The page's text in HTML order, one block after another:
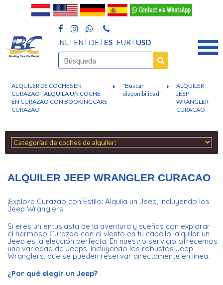
NL EN DE ES EUR USD
ALQUILER DE COCHES EN
CURAZAO | ALQUILA UN COCHE
EN CURAZAO CON BOOKINGCARS
CURAZAO
"Buscar
disponibilidad"
ALQUILER
JEEP
WRANGLER
CURACAO
ALQUILER JEEP WRANGLER CURACAO
¡Explora Curazao con Estilo: Alquila un Jeep, Incluyendo los
Jeep Wranglers!
Si eres un entusiasta de la aventura y sueñas con explorar
el hermoso Curazao con el viento en tu cabello, alquilar un
Jeep es la elección perfecta. En nuestro servicio ofrecemos
una variedad de Jeeps, incluyendo los robustos Jeep
Wranglers, que se pueden reservar directamente en línea.
¿Por qué elegir un Jeep?